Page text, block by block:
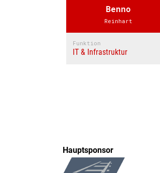
Benno
Reinhart
Funktion
IT & Infrastruktur
Hauptsponsor